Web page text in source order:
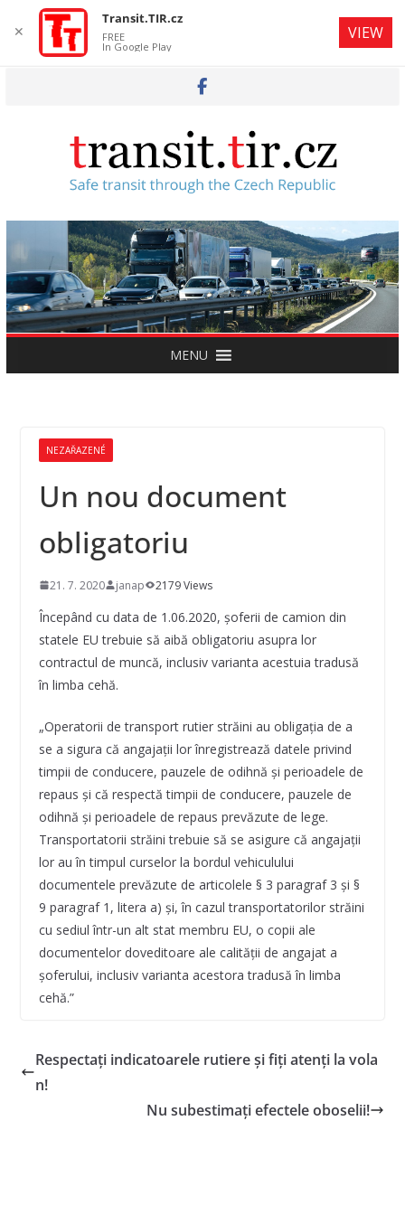
MENU
NEZAŘAZENÉ
Un nou document
obligatoriu
21. 7. 2020 janap 2179 Views
Începând cu data de 1.06.2020, şoferii de camion din
statele EU trebuie să aibă obligatoriu asupra lor
contractul de muncă, inclusiv varianta acestuia tradusă
în limba cehă.
„Operatorii de transport rutier străini au obligaţia de a
se a sigura că angajaţii lor înregistrează datele privind
timpii de conducere, pauzele de odihnă şi perioadele de
repaus şi că respectă timpii de conducere, pauzele de
odihnă şi perioadele de repaus prevăzute de lege.
Transportatorii străini trebuie să se asigure că angajaţii
lor au în timpul curselor la bordul vehiculului
documentele prevăzute de articolele § 3 paragraf 3 şi §
9 paragraf 1, litera a) şi, în cazul transportatorilor străini
cu sediul într-un alt stat membru EU, o copii ale
documentelor doveditoare ale calităţii de angajat a
şoferului, inclusiv varianta acestora tradusă în limba
cehă.”
Respectaţi indicatoarele rutiere şi fiţi atenţi la vola
n!
Nu subestimaţi efectele oboselii!
✕
Transit.TIR.cz
FREE
In Google Play
VIEW